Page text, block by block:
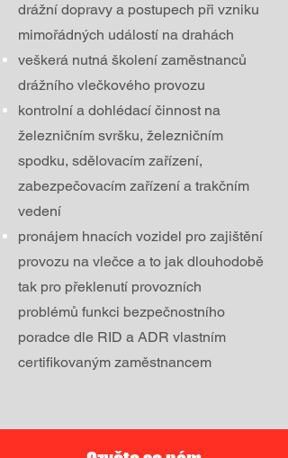
drážní dopravy a postupech při vzniku
mimořádných událostí na drahách
veškerá nutná školení zaměstnanců
drážního vlečkového provozu
kontrolní a dohlédací činnost na
železničním svršku, železničním
spodku, sdělovacím zařízení,
zabezpečovacím zařízení a trakčním
vedení
pronájem hnacích vozidel pro zajištění
provozu na vlečce a to jak dlouhodobě
tak pro překlenutí provozních
problémů funkci bezpečnostního
poradce dle RID a ADR vlastním
certifikovaným zaměstnancem